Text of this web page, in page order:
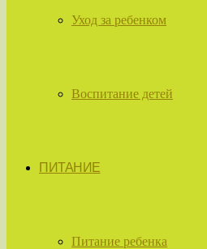
Уход за ребенком
Воспитание детей
ПИТАНИЕ
Питание ребенка